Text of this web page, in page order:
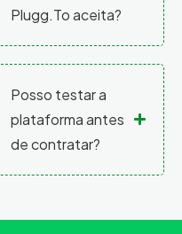
Plugg.To aceita?
Posso testar a
plataforma antes
de contratar?